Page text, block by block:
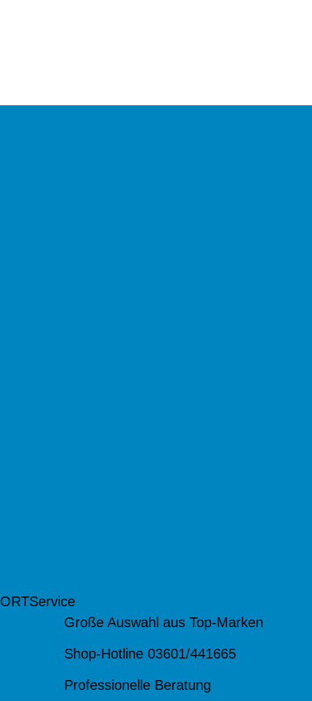
Service
Große Auswahl aus Top-Marken
Shop-Hotline 03601/441665
Professionelle Beratung